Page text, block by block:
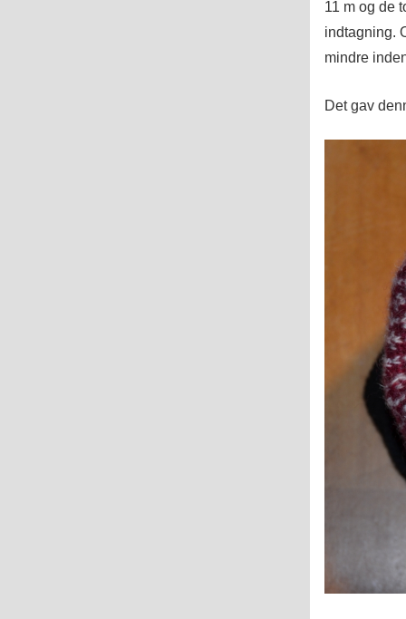
11 m og de
indtagning.
mindre
Det gav